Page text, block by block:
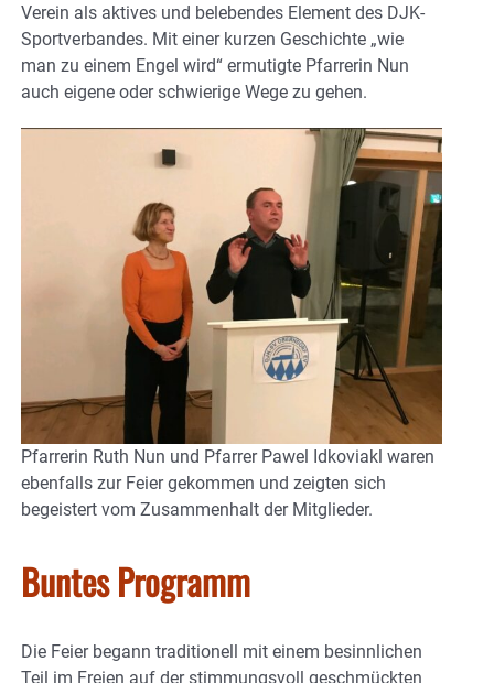
Verein als aktives und belebendes Element des DJK-
Sportverbandes. Mit einer kurzen Geschichte „wie
man zu einem Engel wird“ ermutigte Pfarrerin Nun
auch eigene oder schwierige Wege zu gehen.
Pfarrerin Ruth Nun und Pfarrer Pawel Idkoviakl waren
ebenfalls zur Feier gekommen und zeigten sich
begeistert vom Zusammenhalt der Mitglieder.
Buntes Programm
Die Feier begann traditionell mit einem besinnlichen
Teil im Freien auf der stimmungsvoll geschmückten